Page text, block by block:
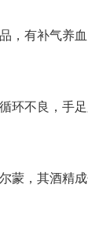
，有补气养
环不良，手足
蒙，其酒精